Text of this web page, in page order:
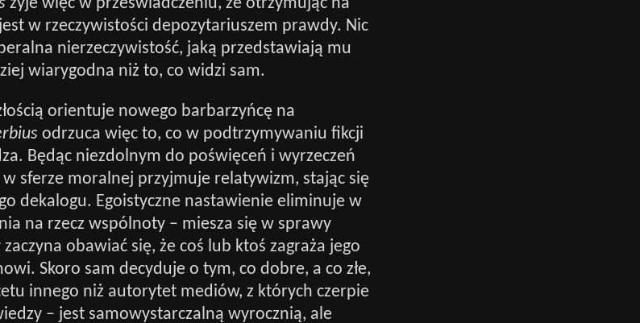
w rzeczywistości depozytariuszem prawdy. Nic
nierzeczywistość, jaką przedstawiają mu
wiarygodna niż to, co widzi sam.
orientuje nowego barbarzyńcę na
odrzuca więc to, co w podtrzymywaniu fikcji
Będąc niezdolnym do poświęceń i wyrzeczeń
sferze moralnej przyjmuje relatywizm, stając się
dekalogu. Egoistyczne nastawienie eliminuje w
na rzecz wspólnoty – miesza się w sprawy
obawiać się, że coś lub ktoś zagraża jego
Skoro sam decyduje o tym, co dobre, a co złe,
innego niż autorytet mediów, z których czerpie
– jest samowystarczalną wyrocznią, ale